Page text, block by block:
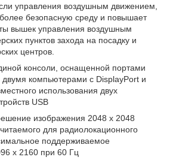
управления воздушным движением,
безопасную среду и повышает
вышек управления воздушным
пунктов захода на посадку и
центров.
консоли, оснащенной портами
двумя компьютерами с DisplayPort и
использования двух
USB
изображения 2048 x 2048
для радиолокационного
поддерживаемое
x 2160 при 60 Гц